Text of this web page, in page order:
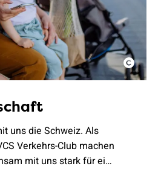
uns die Schweiz. Als
Verkehrs-Club machen
mit uns stark für eine